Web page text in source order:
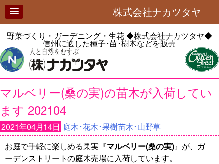
株式会社ナカツタヤ
野菜づくり・ガーデニング・生花◆株式会社ナカツタヤ◆
信州に適した種子･苗･樹木などを販売
マルベリー(桑の実)の苗木が入荷してい
ます 202104
2021年04月14日 庭木･花木･果樹苗木･山野草
お庭で手軽に楽しめる果実『マルベリー(桑の実)』が、ガ
ーデンストリートの庭木売場に入荷しています。